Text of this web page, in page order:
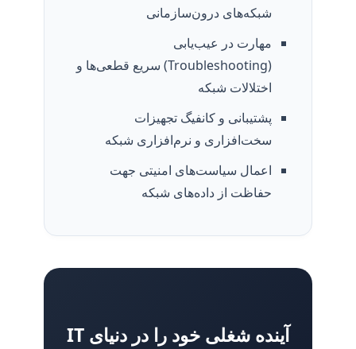
شبکه‌های درون‌سازمانی
مهارت در عیب‌یابی
(Troubleshooting) سریع قطعی‌ها و
اختلالات شبکه
پشتیبانی و کانفیگ تجهیزات
سخت‌افزاری و نرم‌افزاری شبکه
اعمال سیاست‌های امنیتی جهت
حفاظت از داده‌های شبکه
آینده شغلی خود را در دنیای IT